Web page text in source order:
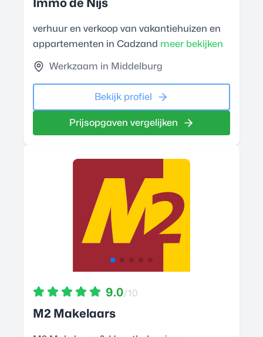
Immo de Nijs
verhuur en verkoop van vakantiehuizen en
appartementen in Cadzand meer bekijken
Werkzaam in Middelburg
Bekijk profiel
Prijsopgaven vergelijken
9.0/10
M2 Makelaars